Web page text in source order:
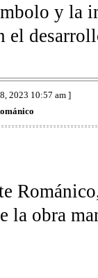
y la
el
2023 10:57 am ]
la obra